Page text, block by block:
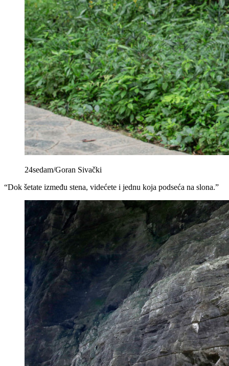
24sedam/Goran Sivački
“Dok šetate između stena, videćete i jednu koja podseća na slona.”